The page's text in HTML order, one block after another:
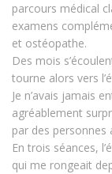
parcours médical
examens
et ostéopathe.
Des mois
tourne alors vers
Je n’avais jamais
agréablement
par des personnes
En trois séances,
qui me rongeait